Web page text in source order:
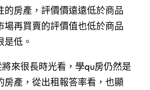
的房產，評價價遠遠低於商品
場再買賣的評價值也低於商品
是低。
來很長時光看，學qu房仍然是
房產，從出租報答率看，也顯